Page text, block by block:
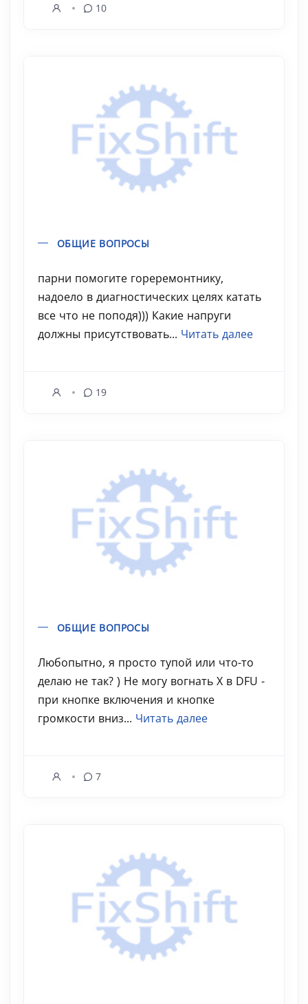
10
ОБЩИЕ ВОПРОСЫ
парни помогите гореремонтнику,
надоело в диагностических целях катать
все что не поподя))) Какие напруги
должны присутствовать... Читать далее
19
ОБЩИЕ ВОПРОСЫ
Любопытно, я просто тупой или что-то
делаю не так? ) Не могу вогнать X в DFU -
при кнопке включения и кнопке
громкости вниз... Читать далее
7